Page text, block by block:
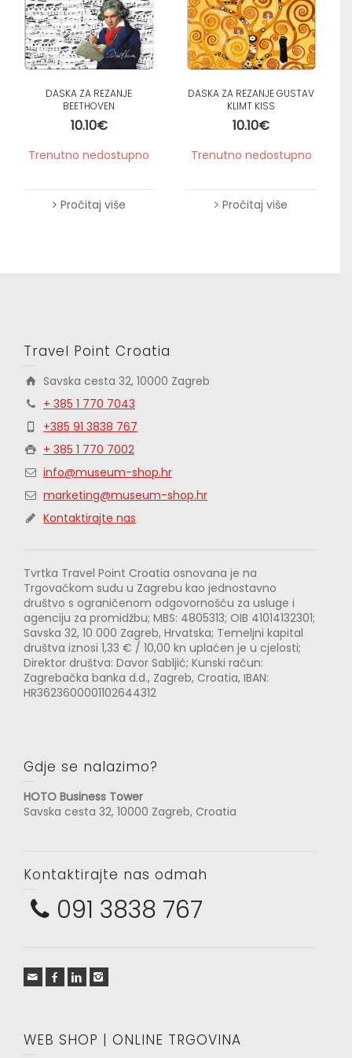
DASKA ZA REZANJE
BEETHOVEN
10.10€
Trenutno nedostupno
Pročitaj više
DASKA ZA REZANJE GUSTAV
KLIMT KISS
10.10€
Trenutno nedostupno
Pročitaj više
Travel Point Croatia
Savska cesta 32, 10000 Zagreb
+ 385 1 770 7043
+385 91 3838 767
+ 385 1 770 7002
info@museum-shop.hr
marketing@museum-shop.hr
Kontaktirajte nas
Tvrtka Travel Point Croatia osnovana je na
Trgovačkom sudu u Zagrebu kao jednostavno
društvo s ograničenom odgovornošću za usluge i
agenciju za promidžbu; MBS: 4805313; OIB 41014132301;
Savska 32, 10 000 Zagreb, Hrvatska; Temeljni kapital
društva iznosi 1,33 € / 10,00 kn uplaćen je u cjelosti;
Direktor društva: Davor Sabljić; Kunski račun:
Zagrebačka banka d.d., Zagreb, Croatia, IBAN:
HR3623600001102644312
Gdje se nalazimo?
HOTO Business Tower
Savska cesta 32, 10000 Zagreb, Croatia
Kontaktirajte nas odmah
091 3838 767
WEB SHOP | ONLINE TRGOVINA